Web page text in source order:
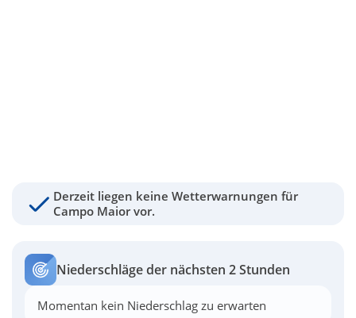
Derzeit liegen keine Wetterwarnungen für
Campo Maior vor.
Niederschläge der nächsten 2 Stunden
Momentan kein Niederschlag zu erwarten